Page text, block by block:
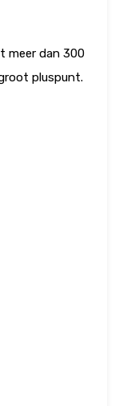
meer dan 300
pluspunt.